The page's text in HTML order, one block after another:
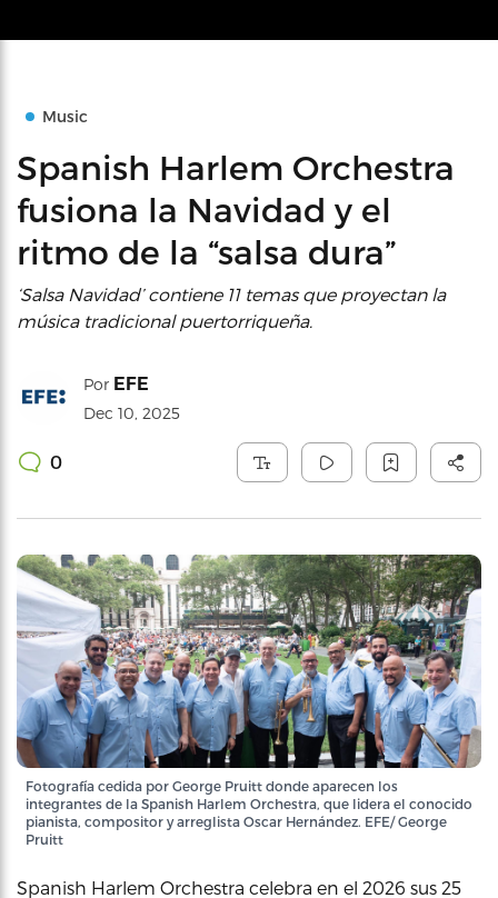
Music
Spanish Harlem Orchestra
fusiona la Navidad y el
ritmo de la “salsa dura”
‘Salsa Navidad’ contiene 11 temas que proyectan la
música tradicional puertorriqueña.
Por EFE
Dec 10, 2025
0
Fotografía cedida por George Pruitt donde aparecen los
integrantes de la Spanish Harlem Orchestra, que lidera el conocido
pianista, compositor y arreglista Oscar Hernández. EFE/ George
Pruitt
Spanish Harlem Orchestra celebra en el 2026 sus 25